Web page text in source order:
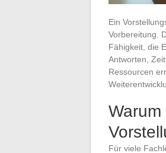
Ein
Vorbereitung.
Fähigkeit, die
Antworten,
Ressourcen
Für viele